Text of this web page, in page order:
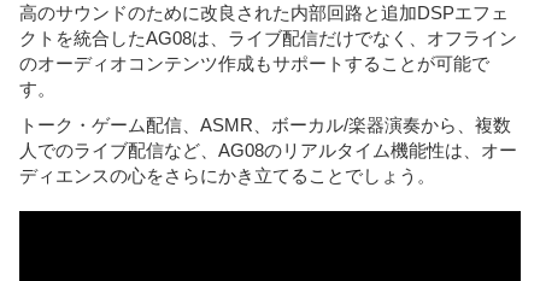
高のサウンドのために改良された内部回路と追加DSPエフェ
クトを統合したAG08は、ライブ配信だけでなく、オフライン
のオーディオコンテンツ作成もサポートすることが可能で
す。
トーク・ゲーム配信、ASMR、ボーカル/楽器演奏から、複数
人でのライブ配信など、AG08のリアルタイム機能性は、オー
ディエンスの心をさらにかき立てることでしょう。